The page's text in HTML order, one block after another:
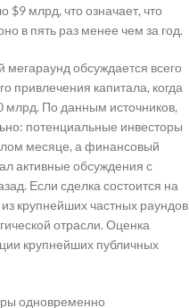
$9 млрд, что означает, что
в пять раз менее чем за год.
обсуждается всего
привлечения капитала, когда
По данным источников,
потенциальные инвесторы
месяце, а финансовый
активные обсуждения с
Если сделка состоится на
крупнейших частных раундов
отрасли. Оценка
крупнейших публичных
одновременно